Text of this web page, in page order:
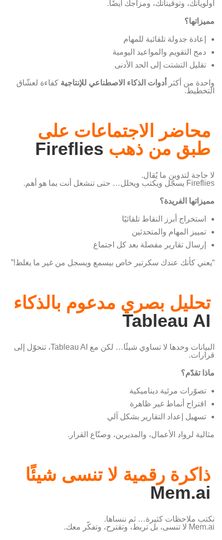
أولوياتك، وتوقيتاتك، ومزاجك أيضًا.
مميزاتها؟
إعادة جدولة تلقائية للمهام
دمج التقويم والمواعيد اليومية
تقليل التشتت إلى الحد الأدنى
واحدة من أكثر أدوات الذكاء الاصطناعي للإنتاجية كفاءة لعشّاق
التخطيط.
محاضر الاجتماعات على
طبق من ذهب Fireflies
لا حاجة لتدوين ما يُقال.
Fireflies يسجّل ويكتب ويحلل… حتى تنشغل أنت بما هو أهم.
مميزاتها الفريدة؟
استخراج أبرز النقاط تلقائيًا
تمييز المهام والمتحدثين
إرسال تقارير مفصلة بعد كل اجتماع
“يعني كأنك عندك سكرتير خاص بيسمع ويسجل من غير ما يغلط!”
تحليل بصري مدعوم بالذكاء
Tableau AI
البيانات وحدها لا تساوي شيئًا… لكن مع Tableau AI، تتحوّل إلى
قرارات.
ماذا تقدّم؟
تصوّرات مرئية ديناميكية
اقتراح أنماط غير ظاهرة
تسهيل إعداد التقارير بشكل آلي
مثالية لرواد الأعمال، والمديرين، وصنّاع القرار.
ذاكرة رقمية لا تنسى شيئًا
Mem.ai
نكتب ملاحظات كثيرة… ثم ننساها.
Mem.ai لا تنسى، بل تربط، وتقترح، وتفكّر معك.